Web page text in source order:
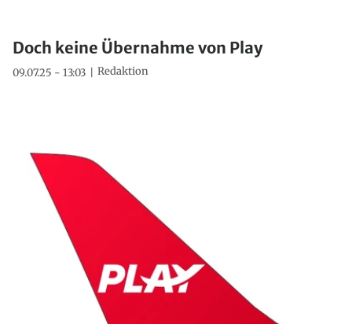
Doch keine Übernahme von Play
09.07.25 - 13:03 Redaktion